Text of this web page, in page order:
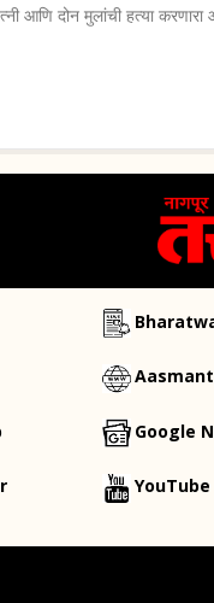
आणि दोन मुलांची हत्या करणारा
Aasmant
Google
YouTube